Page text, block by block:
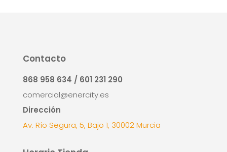
Contacto
868 958 634 / 601 231 290
comercial@enercity.es
Dirección
Av. Río Segura, 5, Bajo 1, 30002 Murcia